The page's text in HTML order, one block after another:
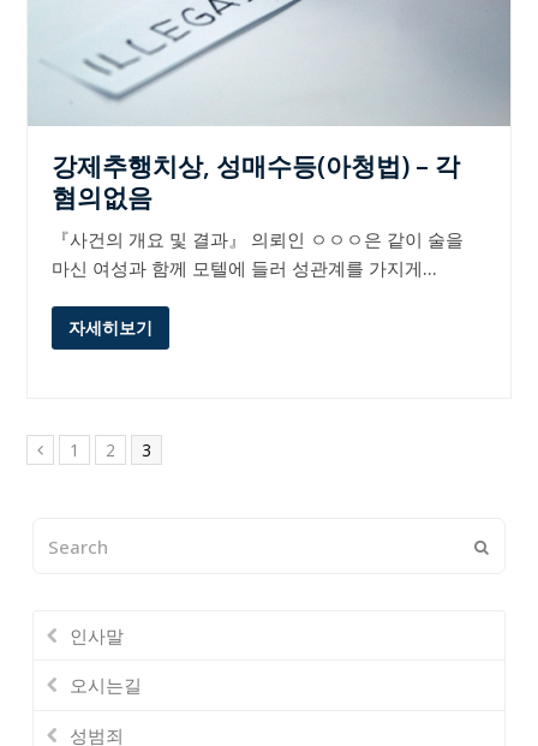
강제추행치상, 성매수등(아청법) – 각
혐의없음
『사건의 개요 및 결과』 의뢰인 ㅇㅇㅇ은 같이 술을
마신 여성과 함께 모텔에 들러 성관계를 가지게…
자세히보기
Previous
Page
1 Page
2 Page
3
인사말
오시는길
성범죄